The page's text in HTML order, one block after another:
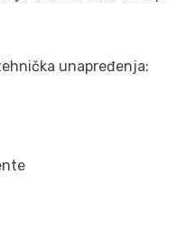
unapređenja: